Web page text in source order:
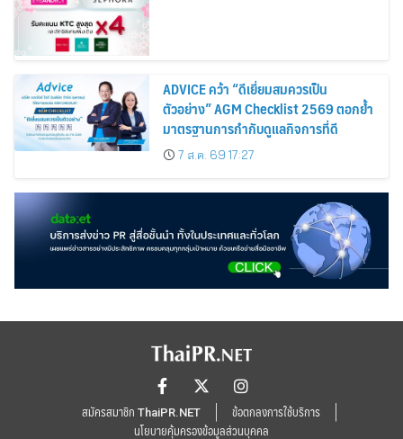
ADVICE คว้า “ดีเยี่ยมสมควรเป็น
ตัวอย่าง” AGM Checklist 2569 ตอกย้ำ
มาตรฐานการกำกับดูแลกิจการที่ดี
7 ส.ค. 69 17:27
สมัครสมาชิก ThaiPR.NET
ข้อตกลงการใช้บริการ
นโยบายคุ้มครองข้อมูลส่วนบุคคล